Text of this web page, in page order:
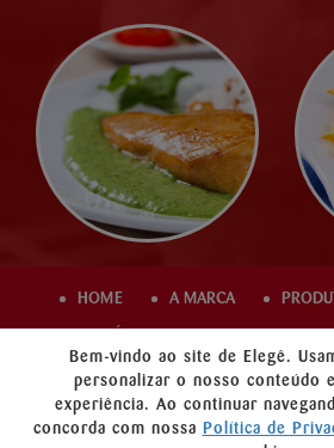
Bem-vindo ao site de Elegê.
personalizar o nosso conteúdo
experiência. Ao continuar
concorda com nossa Política de
HOME A MARCA
PROMOÇÃO POLÍTICA